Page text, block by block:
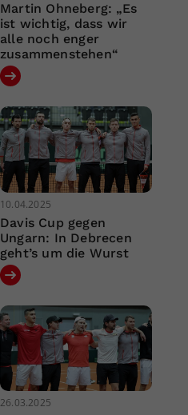
Martin Ohneberg: „Es
ist wichtig, dass wir
alle noch enger
zusammenstehen“
10.04.2025
Davis Cup gegen
Ungarn: In Debrecen
geht’s um die Wurst
26.03.2025